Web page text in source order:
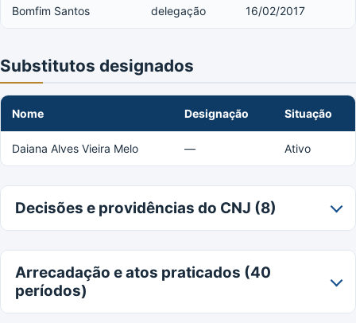
Bomfim Santos
delegação
16/02/2017
Substitutos designados
Nome Designação Situação
Daiana Alves Vieira Melo — Ativo
Decisões e providências do CNJ (8)
Arrecadação e atos praticados (40
períodos)